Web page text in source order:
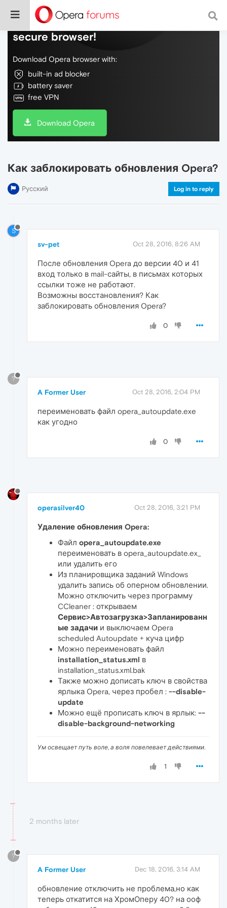
Do more on the web, with a fast and
secure browser!
Download Opera browser with:
built-in ad blocker
battery saver
free VPN
Download Opera
Как заблокировать обновления Opera?
Русский Log in to reply
S
sv-pet Oct 28, 2016, 8:26 AM
После обновления Opera до версии 40 и 41
вход только в mail-сайты, в письмах которых
ссылки тоже не работают.
Возможны восстановления? Как
заблокировать обновления Opera?
0
?
A Former User Oct 28, 2016, 2:04 PM
переименовать файл opera_autoupdate.exe
как угодно
0
operasilver40 Oct 28, 2016, 3:21 PM
Удаление обновления Opera:
Файл opera_autoupdate.exe
переименовать в opera_autoupdate.ex_
или удалить его
Из планировщика заданий Windows
удалить запись об оперном обновлении.
Можно отключить через программу
CCleaner : открываем
Сервис>Автозагрузка>Запланированн
ые задачи и выключаем Opera
scheduled Autoupdate + куча цифр
Можно переименовать файл
installation_status.xml в
installation_status.xml.bak
Также можно дописать ключ в свойства
ярлыка Opera, через пробел : --disable-
update
Можно ещё прописать ключ в ярлык: --
disable-background-networking
Ум освещает путь воле, а воля повелевает действиями.
1
2 months later
?
A Former User Dec 18, 2016, 3:14 AM
обновление отключить не проблема,но как
теперь откатится на ХромОперу 40? на ооф